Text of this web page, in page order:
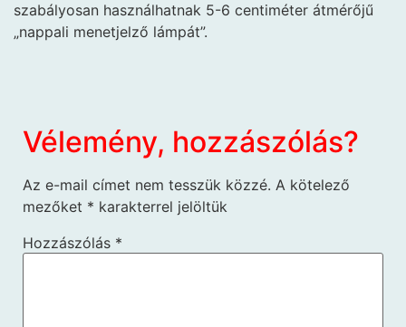
szabályosan használhatnak 5-6 centiméter átmérőjű
„nappali menetjelző lámpát”.
Vélemény, hozzászólás?
Az e-mail címet nem tesszük közzé. A kötelező
mezőket * karakterrel jelöltük
Hozzászólás *